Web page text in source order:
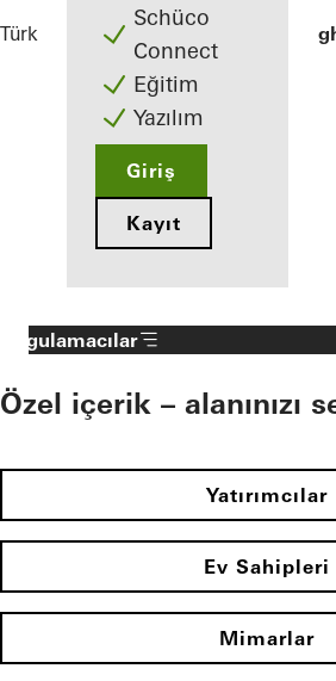
Schüco
Connect
Eğitim
Yazılım
Giriş
Kayıt
Türkiye Uygulamacılar
Uygulamacılar
Özel içerik – alanınızı
Yatırımcılar
Ev Sahipleri
Mimarlar